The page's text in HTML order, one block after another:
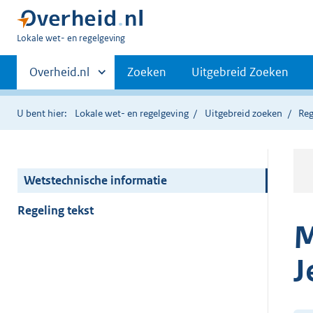
U
hier:
Lokale wet- en regelgeving
Primaire
navigatie
Andere
sites
binnen
Overheid.nl Zoeken Uitgebreid Zoeken
U bent hier: Lokale wet- en regelgeving Uitgebreid zoeken
Wetstechnische informatie
Regeling tekst